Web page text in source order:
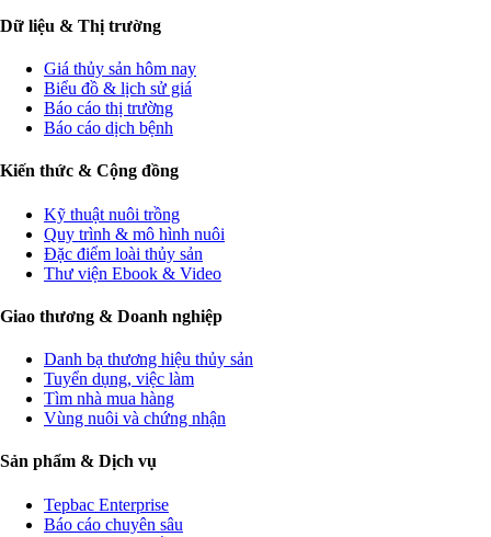
Dữ liệu & Thị trường
Giá thủy sản hôm nay
Biểu đồ & lịch sử giá
Báo cáo thị trường
Báo cáo dịch bệnh
Kiến thức & Cộng đồng
Kỹ thuật nuôi trồng
Quy trình & mô hình nuôi
Đặc điểm loài thủy sản
Thư viện Ebook & Video
Giao thương & Doanh nghiệp
Danh bạ thương hiệu thủy sản
Tuyển dụng, việc làm
Tìm nhà mua hàng
Vùng nuôi và chứng nhận
Sản phẩm & Dịch vụ
Tepbac Enterprise
Báo cáo chuyên sâu